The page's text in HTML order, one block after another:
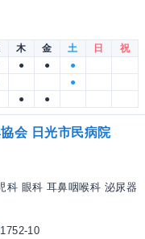
木 金 土 日
祝
● ●
●
●
● ●
会 日光市民病院
科 眼科 耳鼻咽喉科 泌尿器
10